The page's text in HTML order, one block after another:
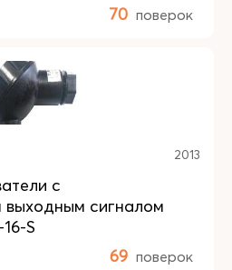
70 поверок
2013
с
сигналом
S
69 поверок